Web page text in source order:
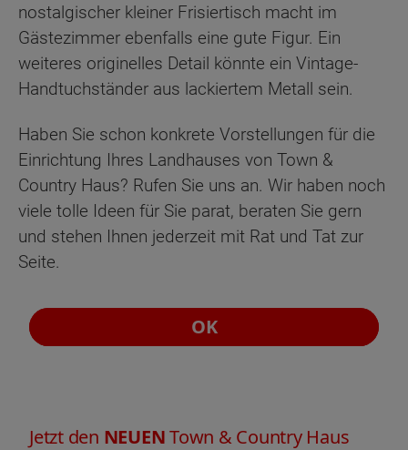
nostalgischer kleiner Frisiertisch macht im
Gästezimmer ebenfalls eine gute Figur. Ein
weiteres originelles Detail könnte ein Vintage-
Handtuchständer aus lackiertem Metall sein.
Haben Sie schon konkrete Vorstellungen für die
Einrichtung Ihres Landhauses von Town &
Country Haus? Rufen Sie uns an. Wir haben noch
viele tolle Ideen für Sie parat, beraten Sie gern
und stehen Ihnen jederzeit mit Rat und Tat zur
Seite.